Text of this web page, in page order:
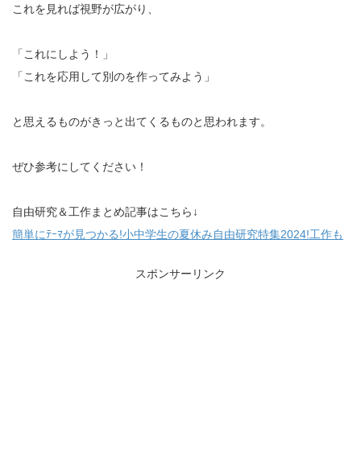
これを見れば視野が広がり、
「これにしよう！」
「これを応用して別のを作ってみよう」
と思えるものがきっと出てくるものと思われます。
ぜひ参考にしてください！
自由研究＆工作まとめ記事はこちら↓
簡単にﾃｰﾏが見つかる!小中学生の夏休み自由研究特集2024!工作も
スポンサーリンク